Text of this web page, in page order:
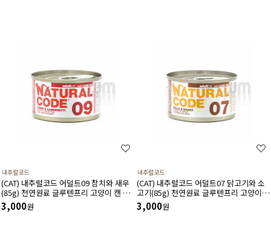
내추럴코드
(CAT) 내추럴코드 어덜트09 참치와 새우
(85g) 천연원료 글루텐프리 고양이 캔 습
식사료
3,000원
내추럴코드
(CAT) 내추럴코드 어덜트07 닭고기와 소
고기(85g) 천연원료 글루텐프리 고양이
캔 습식사료
3,000원